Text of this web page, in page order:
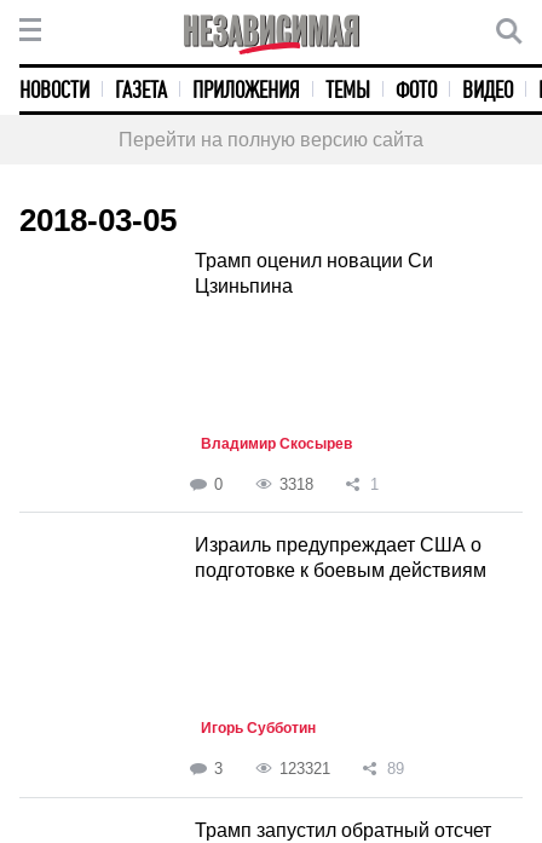
НОВОСТИ ГАЗЕТА ПРИЛОЖЕНИЯ ТЕМЫ ФОТО ВИДЕО
Перейти на полную версию сайта
2018-03-05
Трамп оценил новации Си
Цзиньпина
Владимир Скосырев
0 3318 1
Израиль предупреждает США о
подготовке к боевым действиям
Игорь Субботин
3 123321 89
Трамп запустил обратный отсчет